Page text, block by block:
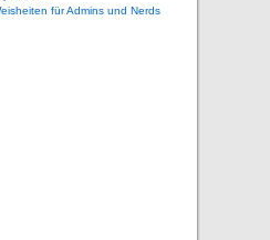
für Admins und Nerds